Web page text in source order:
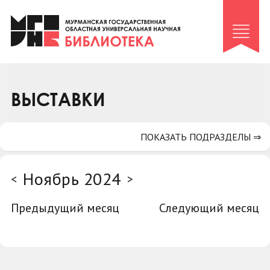
Клуб «Гиря и сельдерей»
Клуб «Семейный архив»
Коллегам
ВЫСТАВКИ
< Ноябрь 2024 >
Предыдущий месяц
Следующий месяц
ПОКАЗАТЬ ПОДРАЗДЕЛЫ ⇒